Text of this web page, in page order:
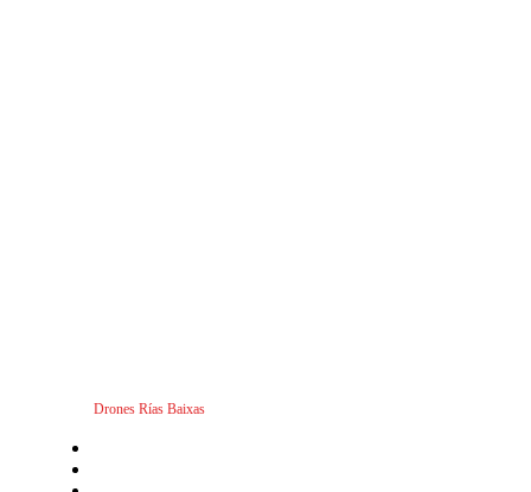
Drones Rías Baixas